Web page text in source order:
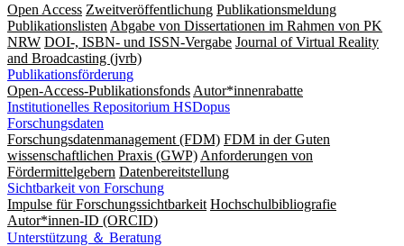
Open Access Zweitveröffentlichung Publikationsmeldung
Publikationslisten Abgabe von Dissertationen im Rahmen von PK
NRW DOI-, ISBN- und ISSN-Vergabe Journal of Virtual Reality
and Broadcasting (jvrb)
Publikationsförderung
Open-Access-Publikationsfonds Autor*innenrabatte
Institutionelles Repositorium HSDopus
Forschungsdaten
Forschungsdatenmanagement (FDM) FDM in der Guten
wissenschaftlichen Praxis (GWP) Anforderungen von
Fördermittelgebern Datenbereitstellung
Sichtbarkeit von Forschung
Impulse für Forschungssichtbarkeit Hochschulbibliografie
Autor*innen-ID (ORCID)
Unterstützung ＆ Beratung